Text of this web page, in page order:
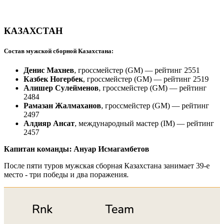
КАЗАХСТАН
Состав мужской сборной Казахстана:
Денис Махнев, гроссмейстер (GM) — рейтинг 2551
Казбек Ногербек, гроссмейстер (GM) — рейтинг 2519
Алишер Сулейменов, гроссмейстер (GM) — рейтинг
2484
Рамазан Жалмаханов, гроссмейстер (GM) — рейтинг
2497
Алдияр Ансат, международный мастер (IM) — рейтинг
2457
Капитан команды: Ануар Исмагамбетов
После пяти туров мужская сборная Казахстана занимает 39-е
место - три победы и два поражения.